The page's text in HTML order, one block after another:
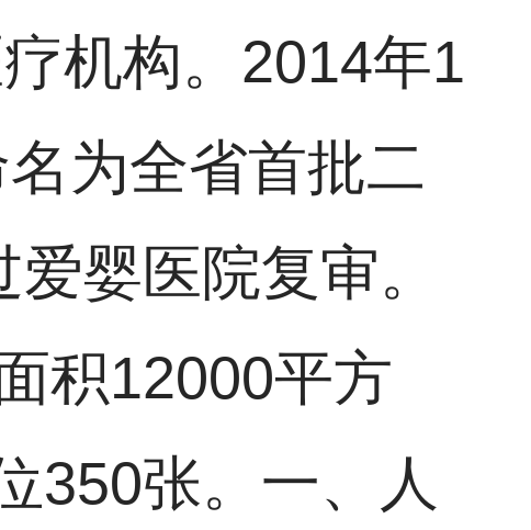
机构。2014年1
为全省首批二
婴医院复审。
积12000平方
350张。一、人